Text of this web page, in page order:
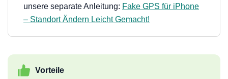
unsere separate Anleitung: Fake GPS für iPhone
– Standort Ändern Leicht Gemacht!
Vorteile